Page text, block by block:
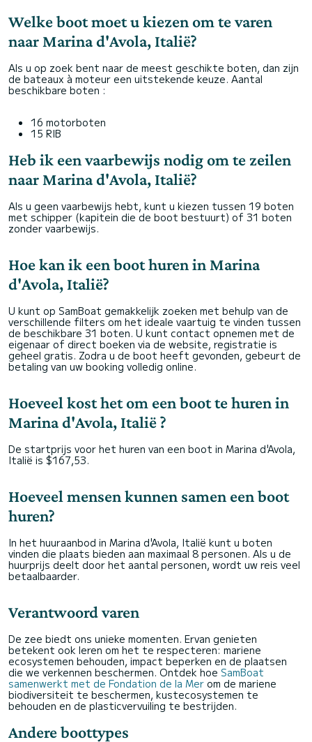
Welke boot moet u kiezen om te varen
naar Marina d'Avola, Italië?
Als u op zoek bent naar de meest geschikte boten, dan zijn
de bateaux à moteur een uitstekende keuze. Aantal
beschikbare boten :
16 motorboten
15 RIB
Heb ik een vaarbewijs nodig om te zeilen
naar Marina d'Avola, Italië?
Als u geen vaarbewijs hebt, kunt u kiezen tussen 19 boten
met schipper (kapitein die de boot bestuurt) of 31 boten
zonder vaarbewijs.
Hoe kan ik een boot huren in Marina
d'Avola, Italië?
U kunt op SamBoat gemakkelijk zoeken met behulp van de
verschillende filters om het ideale vaartuig te vinden tussen
de beschikbare 31 boten. U kunt contact opnemen met de
eigenaar of direct boeken via de website, registratie is
geheel gratis. Zodra u de boot heeft gevonden, gebeurt de
betaling van uw booking volledig online.
Hoeveel kost het om een boot te huren in
Marina d'Avola, Italië ?
De startprijs voor het huren van een boot in Marina d'Avola,
Italië is $167,53.
Hoeveel mensen kunnen samen een boot
huren?
In het huuraanbod in Marina d'Avola, Italië kunt u boten
vinden die plaats bieden aan maximaal 8 personen. Als u de
huurprijs deelt door het aantal personen, wordt uw reis veel
betaalbaarder.
Verantwoord varen
De zee biedt ons unieke momenten. Ervan genieten
betekent ook leren om het te respecteren: mariene
ecosystemen behouden, impact beperken en de plaatsen
die we verkennen beschermen. Ontdek hoe SamBoat
samenwerkt met de Fondation de la Mer om de mariene
biodiversiteit te beschermen, kustecosystemen te
behouden en de plasticvervuiling te bestrijden.
Andere boottypes